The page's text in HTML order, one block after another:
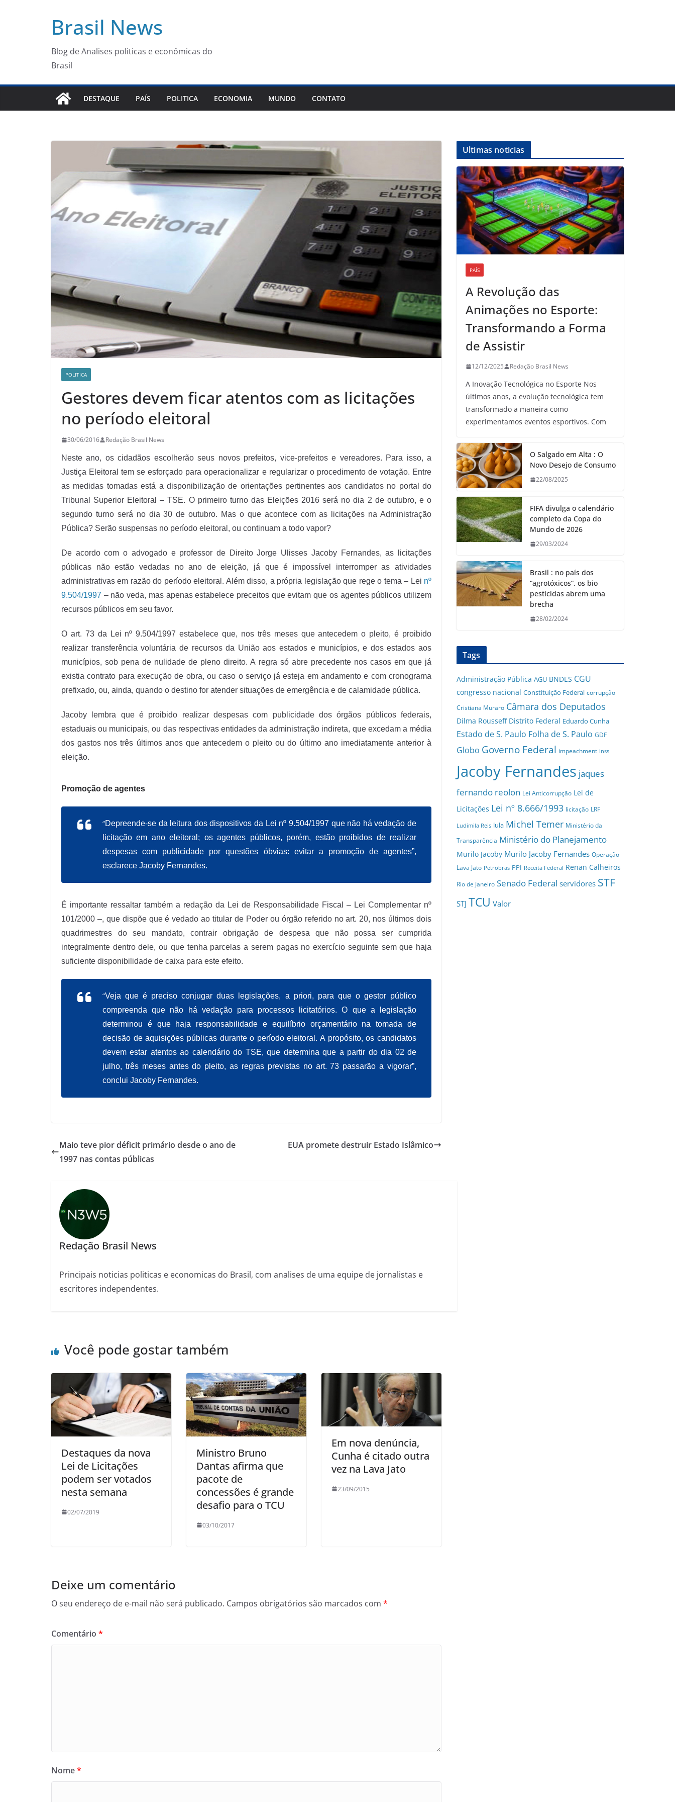
Brasil News
Blog de Analises politicas e econômicas do
Brasil
DESTAQUE PAÍS POLITICA ECONOMIA MUNDO CONTATO
POLITICA
Gestores devem ficar atentos com as licitações
no período eleitoral
30/06/2016 Redação Brasil News
Neste ano, os cidadãos escolherão seus novos prefeitos, vice-prefeitos e vereadores. Para isso, a
Justiça Eleitoral tem se esforçado para operacionalizar e regularizar o procedimento de votação. Entre
as medidas tomadas está a disponibilização de orientações pertinentes aos candidatos no portal do
Tribunal Superior Eleitoral – TSE. O primeiro turno das Eleições 2016 será no dia 2 de outubro, e o
segundo turno será no dia 30 de outubro. Mas o que acontece com as licitações na Administração
Pública? Serão suspensas no período eleitoral, ou continuam a todo vapor?
De acordo com o advogado e professor de Direito Jorge Ulisses Jacoby Fernandes, as licitações
públicas não estão vedadas no ano de eleição, já que é impossível interromper as atividades
administrativas em razão do período eleitoral. Além disso, a própria legislação que rege o tema – Lei nº
9.504/1997 – não veda, mas apenas estabelece preceitos que evitam que os agentes públicos utilizem
recursos públicos em seu favor.
O art. 73 da Lei nº 9.504/1997 estabelece que, nos três meses que antecedem o pleito, é proibido
realizar transferência voluntária de recursos da União aos estados e municípios, e dos estados aos
municípios, sob pena de nulidade de pleno direito. A regra só abre precedente nos casos em que já
existia contrato para execução de obra, ou caso o serviço já esteja em andamento e com cronograma
prefixado, ou, ainda, quando o destino for atender situações de emergência e de calamidade pública.
Jacoby lembra que é proibido realizar despesas com publicidade dos órgãos públicos federais,
estaduais ou municipais, ou das respectivas entidades da administração indireta, que excedam a média
dos gastos nos três últimos anos que antecedem o pleito ou do último ano imediatamente anterior à
eleição.
Promoção de agentes
“Depreende-se da leitura dos dispositivos da Lei nº 9.504/1997 que não há vedação de
licitação em ano eleitoral; os agentes públicos, porém, estão proibidos de realizar
despesas com publicidade por questões óbvias: evitar a promoção de agentes”,
esclarece Jacoby Fernandes.
É importante ressaltar também a redação da Lei de Responsabilidade Fiscal – Lei Complementar nº
101/2000 –, que dispõe que é vedado ao titular de Poder ou órgão referido no art. 20, nos últimos dois
quadrimestres do seu mandato, contrair obrigação de despesa que não possa ser cumprida
integralmente dentro dele, ou que tenha parcelas a serem pagas no exercício seguinte sem que haja
suficiente disponibilidade de caixa para este efeito.
“Veja que é preciso conjugar duas legislações, a priori, para que o gestor público
compreenda que não há vedação para processos licitatórios. O que a legislação
determinou é que haja responsabilidade e equilíbrio orçamentário na tomada de
decisão de aquisições públicas durante o período eleitoral. A propósito, os candidatos
devem estar atentos ao calendário do TSE, que determina que a partir do dia 02 de
julho, três meses antes do pleito, as regras previstas no art. 73 passarão a vigorar”,
conclui Jacoby Fernandes.
Maio teve pior déficit primário desde o ano de
1997 nas contas públicas
EUA promete destruir Estado Islâmico
Redação Brasil News
Principais noticias politicas e economicas do Brasil, com analises de uma equipe de jornalistas e
escritores independentes.
Você pode gostar também
Destaques da nova
Lei de Licitações
podem ser votados
nesta semana
02/07/2019
Ministro Bruno
Dantas afirma que
pacote de
concessões é grande
desafio para o TCU
03/10/2017
Em nova denúncia,
Cunha é citado outra
vez na Lava Jato
23/09/2015
Deixe um comentário
O seu endereço de e-mail não será publicado. Campos obrigatórios são marcados com *
Comentário *
Nome*
Ultimas noticias
PAÍS
A Revolução das
Animações no Esporte:
Transformando a Forma
de Assistir
12/12/2025 Redação Brasil News
A Inovação Tecnológica no Esporte Nos
últimos anos, a evolução tecnológica tem
transformado a maneira como
experimentamos eventos esportivos. Com
O Salgado em Alta : O
Novo Desejo de Consumo
22/08/2025
FIFA divulga o calendário
completo da Copa do
Mundo de 2026
29/03/2024
Brasil : no país dos
“agrotóxicos”, os bio
pesticidas abrem uma
brecha
28/02/2024
Tags
Administração Pública AGU BNDES CGU
congresso nacional Constituição Federal corrupção
Cristiana Muraro Câmara dos Deputados
Dilma Rousseff Distrito Federal Eduardo Cunha
Estado de S. Paulo Folha de S. Paulo GDF
Globo Governo Federal impeachment inss
Jacoby Fernandes jaques
fernando reolon Lei Anticorrupção Lei de
Licitações Lei nº 8.666/1993 licitação LRF
Ludimila Reis lula Michel Temer Ministério da
Transparência Ministério do Planejamento
Murilo Jacoby Murilo Jacoby Fernandes Operação
Lava Jato Petrobras PPI Receita Federal Renan Calheiros
Rio de Janeiro Senado Federal servidores STF
STJ TCU Valor